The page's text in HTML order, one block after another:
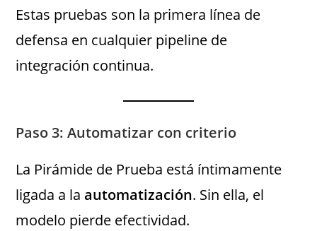
Estas pruebas son la primera línea de
defensa en cualquier pipeline de
integración continua.
Paso 3: Automatizar con criterio
La Pirámide de Prueba está íntimamente
ligada a laautomatización. Sin ella, el
modelo pierde efectividad.